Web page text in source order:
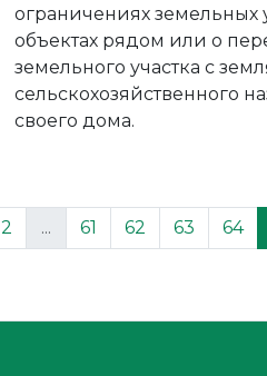
ограничениях земельных
объектах рядом или о
земельного участка с
сельскохозяйственного
своего дома.
2 ... 61 62 63 64